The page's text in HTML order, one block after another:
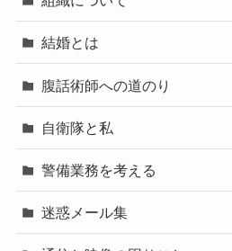
結婚とは
腹話術師への道のり
自衛隊と私
警備業務を考える
迷惑メール集